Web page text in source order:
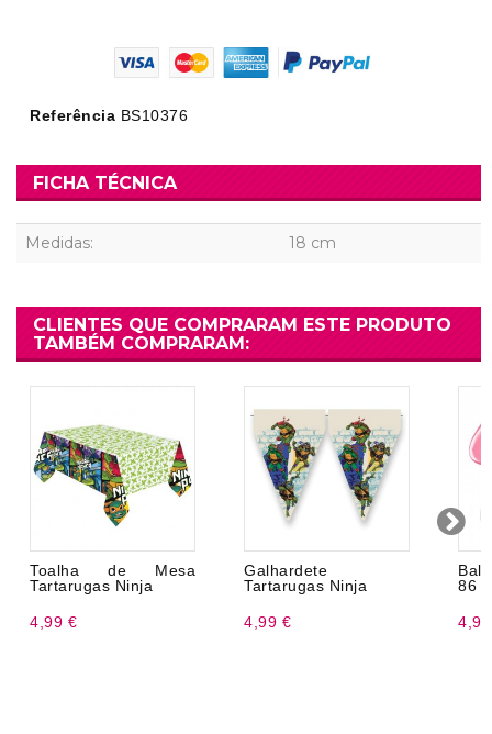
Referência BS10376
FICHA TÉCNICA
Medidas: 18 cm
CLIENTES QUE COMPRARAM ESTE PRODUTO
TAMBÉM COMPRARAM:
Toalha de Mesa
Tartarugas Ninja
4,99 €
Galhardete
Tartarugas Ninja
4,99 €
86